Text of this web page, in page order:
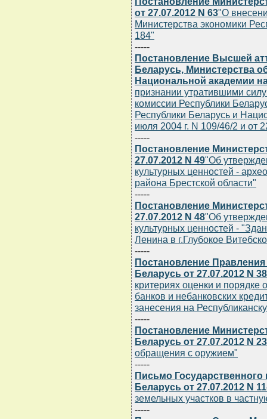
от 27.07.2012 N 63"О
Министерства экономики
184"
-----
Постановление Высшей
Беларусь, Министерства
Национальной академии
признании утратившими
комиссии Республики
Республики Беларусь и
июля 2004 г. N 109/46/2 и от
-----
Постановление
27.07.2012 N 49"Об
культурных ценностей -
района Брестской области"
-----
Постановление
27.07.2012 N 48"Об
культурных ценностей -
Ленина в г.Глубокое
-----
Постановление
Беларусь от 27.07.2012 N
критериях оценки и порядке
банков и небанковских
занесения на
-----
Постановление
Беларусь от 27.07.2012 N
обращения с оружием"
-----
Письмо
Беларусь от 27.07.2012 N
земельных участков в
-----